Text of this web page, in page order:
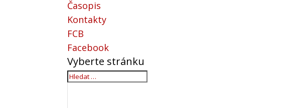
Časopis
Kontakty
FCB
Facebook
Vyberte stránku